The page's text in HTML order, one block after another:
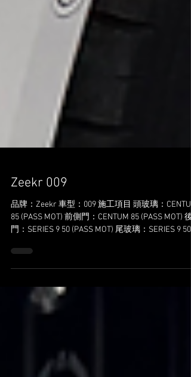
Zeekr 009
品牌：Zeekr 車型：009 施工項目 頭玻璃：
85 (PASS MOT) 前側門：CENTUM 85 (PASS MOT) 後
(PASS MOT)